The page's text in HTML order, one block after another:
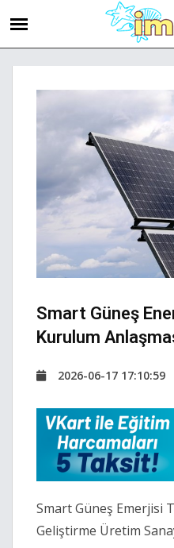
Smart Güneş
Kurulum
2026-06-17 17:10:59
Smart Güneş Emerjisi
Geliştirme Üretim